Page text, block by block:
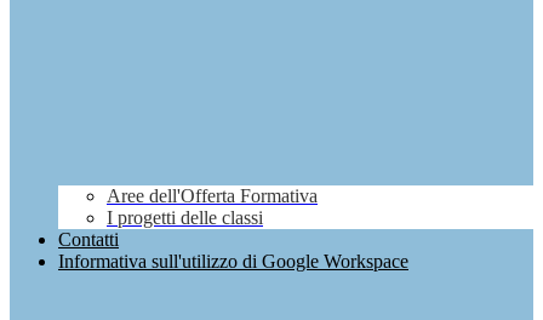
Aree dell'Offerta Formativa
I progetti delle classi
Contatti
Informativa sull'utilizzo di Google Workspace